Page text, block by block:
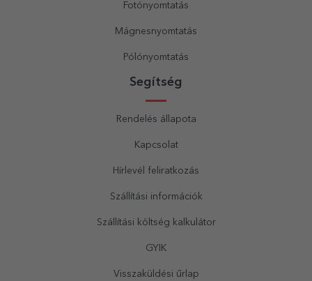
Fotónyomtatás
Mágnesnyomtatás
Pólónyomtatás
Segítség
Rendelés állapota
Kapcsolat
Hírlevél feliratkozás
Szállítási információk
Szállítási költség kalkulátor
GYIK
Visszaküldési űrlap